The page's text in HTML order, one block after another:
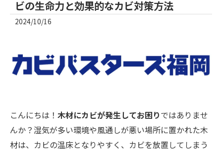
ビの生命力と効果的なカビ対策方法
2024/10/16
こんにちは！ 木材にカビが発生してお困りではありませ
んか？湿気が多い環境や風通しが悪い場所に置かれた木
材は、カビの温床となりやすく、カビを放置してしまう